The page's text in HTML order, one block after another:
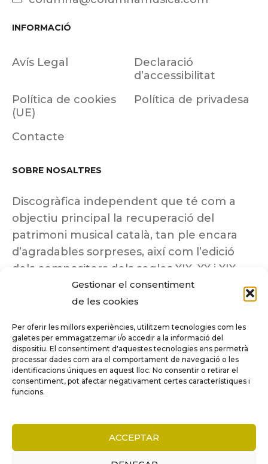
Gestionar el consentiment
de les cookies
Per oferir les millors experiències, utilitzem tecnologies com les
galetes per emmagatzemar i/o accedir a la informació del
dispositiu. El consentiment d'aquestes tecnologies ens permetrà
processar dades com ara el comportament de navegació o les
identificacions úniques en aquest lloc. No consentir o retirar el
consentiment, pot afectar negativament certes característiques i
funcions.
ACCEPTAR
INFORMACIÓ
Avís Legal
Declaració
d’accessibilitat
Política de cookies
(UE)
Política de privadesa
Contacte
SOBRE NOSALTRES
Discogràfica independent que té com a
objectiu principal la recuperació del
patrimoni musical català, tan ple encara
d’agradables sorpreses, així com l’edició
dels compositors dels segles XIX, XX i XIX
insuficientment coneguts.
Tots els drets reservats a ©Columna
Música.
COMPARE (0)